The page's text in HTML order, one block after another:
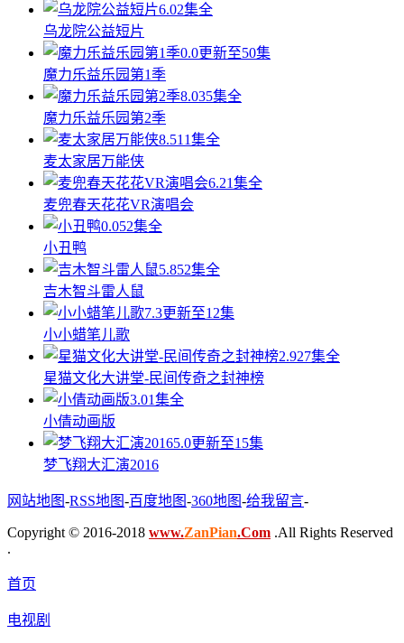
6.02集全
乌龙院公益短片
0.0更新至50集
魔力乐益乐园第1季
8.035集全
魔力乐益乐园第2季
8.511集全
麦太家居万能侠
6.21集全
麦兜春天花花VR演唱会
0.052集全
小丑鸭
5.852集全
吉木智斗雷人鼠
7.3更新至12集
小小蜡笔儿歌
2.927集全
星猫文化大讲堂-民间传奇之封神榜
3.01集全
小倩动画版
5.0更新至15集
梦飞翔大汇演2016
网站地图-RSS地图-百度地图-360地图-给我留言-
Copyright © 2016-2018 www.ZanPian.Com .All Rights Reserved
.
首页
电视剧